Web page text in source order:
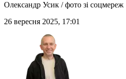
Олександр Усик / фото зі соцмереж
26 вересня 2025, 17:01